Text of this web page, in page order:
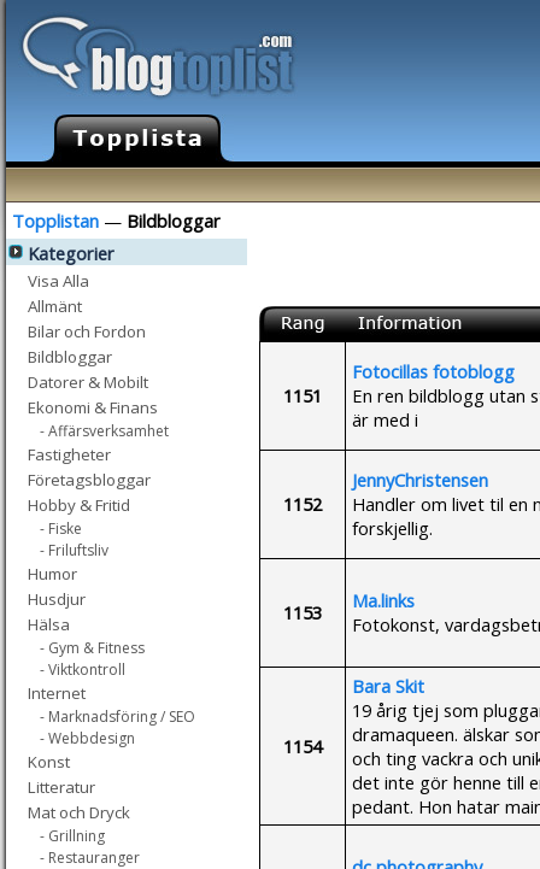
Topplistan — Bildbloggar
Kategorier
Visa Alla
Allmänt
Bilar och Fordon
Bildbloggar
Datorer & Mobilt
Ekonomi & Finans
- Affärsverksamhet
Fastigheter
Företagsbloggar
Hobby & Fritid
- Fiske
- Friluftsliv
Humor
Husdjur
Hälsa
- Gym & Fitness
- Viktkontroll
Internet
- Marknadsföring / SEO
- Webbdesign
Konst
Litteratur
Mat och Dryck
- Grillning
- Restauranger
1151
Fotocillas fotoblogg
En ren bildblogg utan
är med i
1152
JennyChristensen
Handler om livet til en
forskjellig.
1153
Ma.links
Fotokonst,
1154
Bara Skit
19 årig tjej som
dramaqueen. älskar
och ting vackra och
det inte gör henne till
pedant. Hon hatar